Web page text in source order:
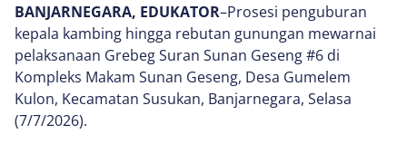
BANJARNEGARA, EDUKATOR–Prosesi penguburan
kepala kambing hingga rebutan gunungan mewarnai
pelaksanaan Grebeg Suran Sunan Geseng #6 di
Kompleks Makam Sunan Geseng, Desa Gumelem
Kulon, Kecamatan Susukan, Banjarnegara, Selasa
(7/7/2026).